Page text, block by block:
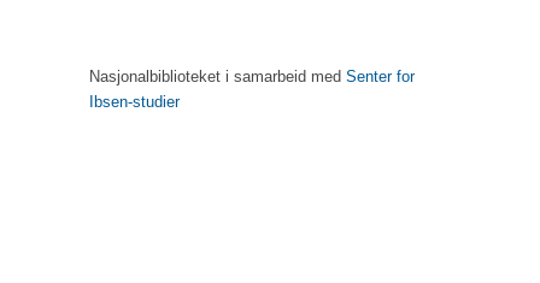
Nasjonalbiblioteket i samarbeid med Senter for
Ibsen-studier